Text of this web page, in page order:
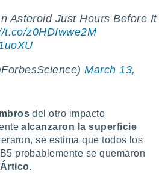
Asteroid Just Hours Before It
t.co/z0HDIwwe2M
March 13,
del otro impacto
alcanzaron la superficie
se estima que todos los
probablemente se quemaron